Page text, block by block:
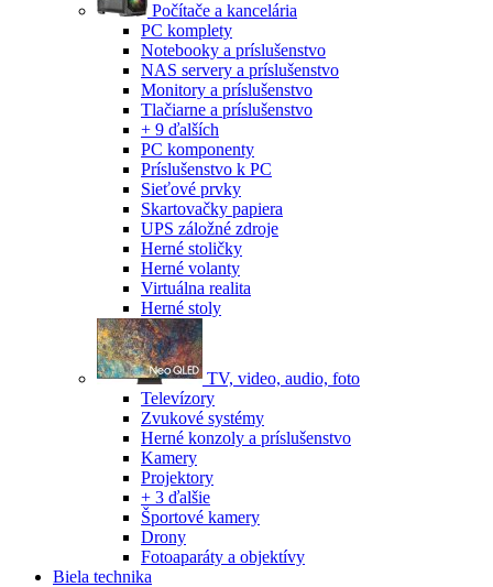
Počítače a kancelária
PC komplety
Notebooky a príslušenstvo
NAS servery a príslušenstvo
Monitory a príslušenstvo
Tlačiarne a príslušenstvo
+ 9 ďalších
PC komponenty
Príslušenstvo k PC
Sieťové prvky
Skartovačky papiera
UPS záložné zdroje
Herné stoličky
Herné volanty
Virtuálna realita
Herné stoly
TV, video, audio, foto
Televízory
Zvukové systémy
Herné konzoly a príslušenstvo
Kamery
Projektory
+ 3 ďalšie
Športové kamery
Drony
Fotoaparáty a objektívy
Biela technika